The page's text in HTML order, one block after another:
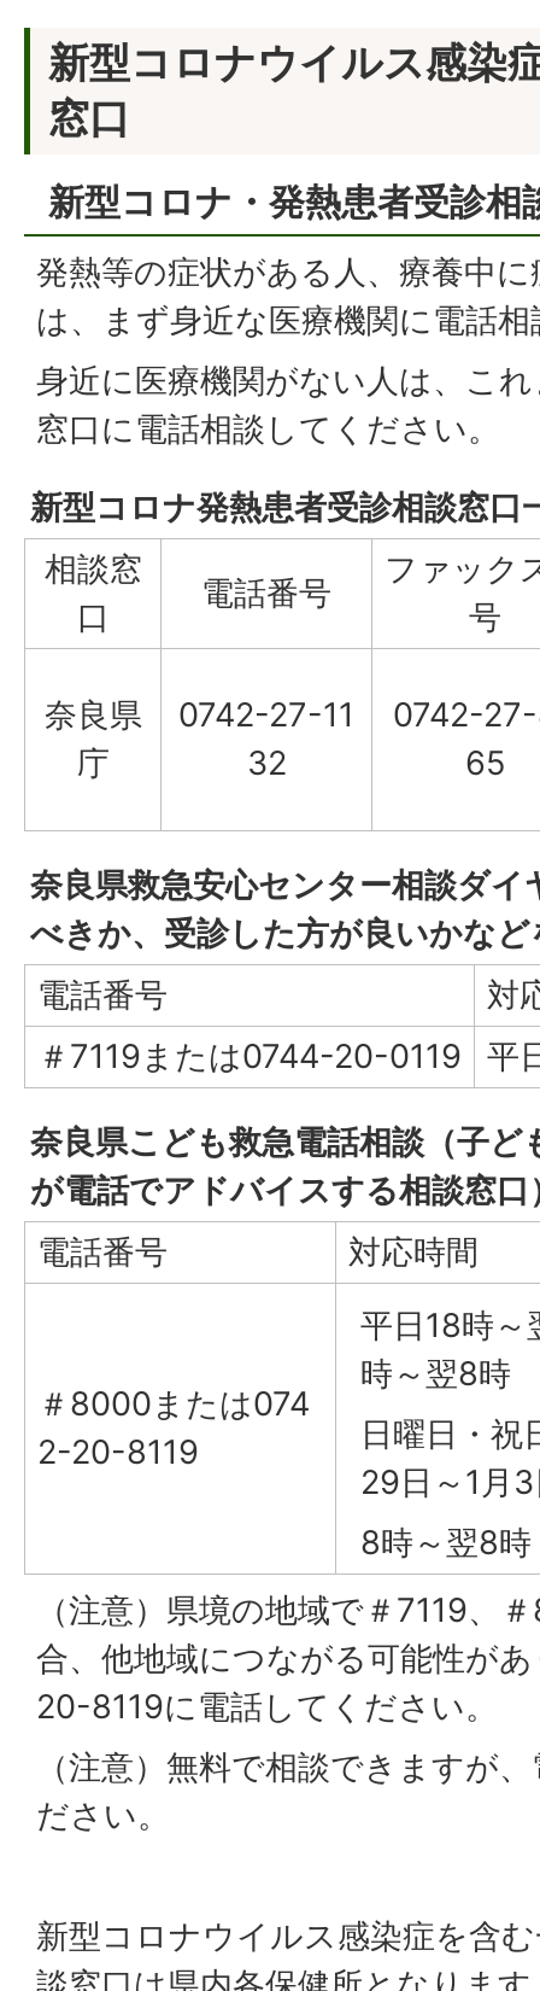
新型コロナウイルス感染
窓口
新型コロナ・発熱患者受診相
発熱等の症状がある人、療養中
は、まず身近な医療機関に電話
身近に医療機関がない人は、こ
窓口に電話相談してください。
新型コロナ発熱患者受診相談窓口
相談窓
口
電話番号
ファック
号
奈良県
庁
0742-27-11
32
0742-
65
奈良県救急安心センター相談ダイ
べきか、受診した方が良いかな
電話番号
対
＃7119または0744-20-0119
平
奈良県こども救急電話相談（子ど
が電話でアドバイスする相談窓口
電話番号
対応時間
＃8000または074
2-20-8119
平日18時～
時～翌8時
日曜日・祝
29日～1月
8時～翌8時
（注意）県境の地域で＃7119、
合、他地域につながる可能性が
20-8119に電話してください。
（注意）無料で相談できますが
ださい。
新型コロナウイルス感染症を含